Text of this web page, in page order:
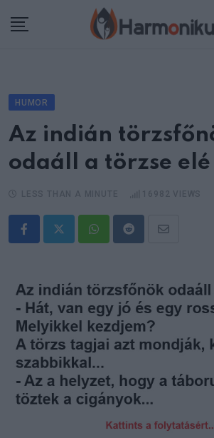
HUMOR
Az indián
odaáll a törzse elé
WhatsappRedditShare